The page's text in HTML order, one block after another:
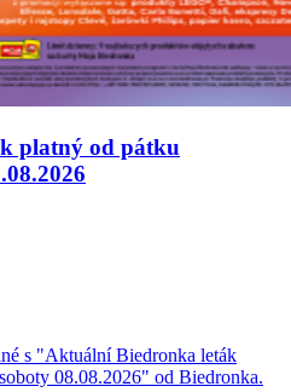
platný od pátku
s "Aktuální Biedronka leták
08.08.2026" od Biedronka.